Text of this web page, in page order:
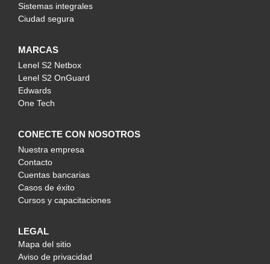
Sistemas integrales
Ciudad segura
MARCAS
Lenel S2 Netbox
Lenel S2 OnGuard
Edwards
One Tech
CONECTE CON NOSOTROS
Nuestra empresa
Contacto
Cuentas bancarias
Casos de éxito
Cursos y capacitaciones
LEGAL
Mapa del sitio
Aviso de privacidad